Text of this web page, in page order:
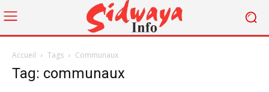
Accueil Tags Communaux
Tag: communaux